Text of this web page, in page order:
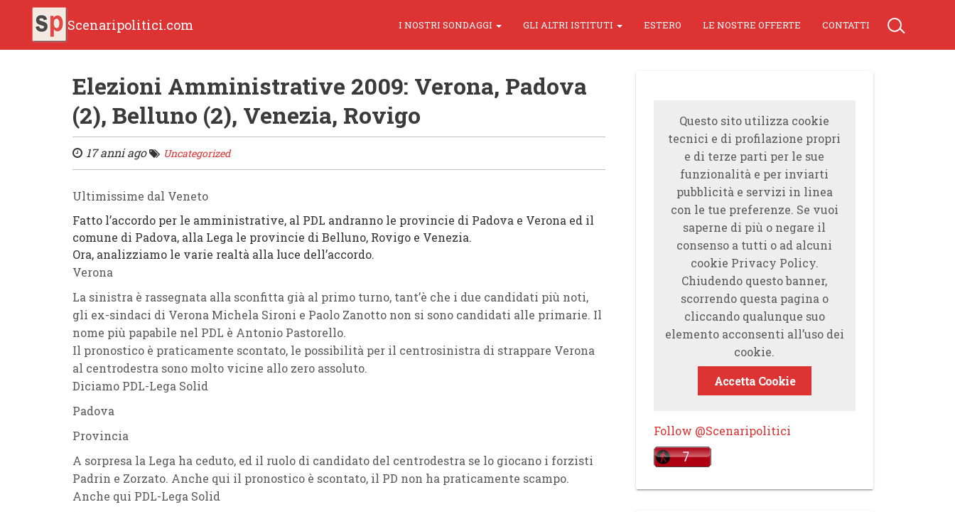
Scenaripolitici.com I NOSTRI SONDAGGI GLI ALTRI ISTITUTI ESTERO LE NOSTRE OFFERTE CONTATTI
Elezioni Amministrative 2009: Verona, Padova
(2), Belluno (2), Venezia, Rovigo
17 anni ago Uncategorized
Ultimissime dal Veneto
Fatto l’accordo per le amministrative, al PDL andranno le provincie di Padova e Verona ed il
comune di Padova, alla Lega le provincie di Belluno, Rovigo e Venezia.
Ora, analizziamo le varie realtà alla luce dell’accordo.
Verona
La sinistra è rassegnata alla sconfitta già al primo turno, tant’è che i due candidati più noti,
gli ex-sindaci di Verona Michela Sironi e Paolo Zanotto non si sono candidati alle primarie. Il
nome più papabile nel PDL è Antonio Pastorello.
Il pronostico è praticamente scontato, le possibilità per il centrosinistra di strappare Verona
al centrodestra sono molto vicine allo zero assoluto.
Diciamo PDL-Lega Solid
Padova
Provincia
A sorpresa la Lega ha ceduto, ed il ruolo di candidato del centrodestra se lo giocano i forzisti
Padrin e Zorzato. Anche qui il pronostico è scontato, il PD non ha praticamente scampo.
Anche qui PDL-Lega Solid
Questo sito utilizza cookie
tecnici e di profilazione propri
e di terze parti per le sue
funzionalità e per inviarti
pubblicità e servizi in linea
con le tue preferenze. Se vuoi
saperne di più o negare il
consenso a tutti o ad alcuni
cookie Privacy Policy.
Chiudendo questo banner,
scorrendo questa pagina o
cliccando qualunque suo
elemento acconsenti all’uso dei
cookie.
Accetta Cookie
Follow @Scenaripolitici